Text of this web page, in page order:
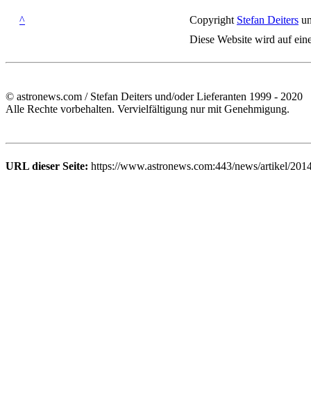
^ Copyright Stefan Deiters
Diese Website wird auf
© astronews.com / Stefan Deiters und/oder Lieferanten 1999 - 2020
Alle Rechte vorbehalten. Vervielfältigung nur mit Genehmigung.
URL dieser Seite: https://www.astronews.com:443/news/artikel/